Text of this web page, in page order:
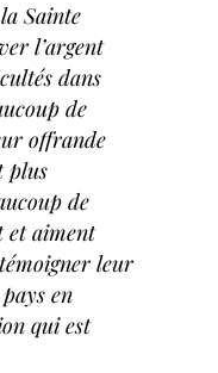
Sainte
l’argent
dans
de
offrande
plus
de
et aiment
leur
en
qui est